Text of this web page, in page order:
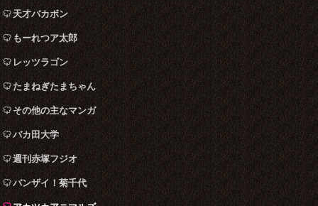
天才バカボン
もーれつア太郎
レッツラゴン
たまねぎたまちゃん
その他の主なマンガ
バカ田大学
週刊赤塚フジオ
バンザイ！菊千代